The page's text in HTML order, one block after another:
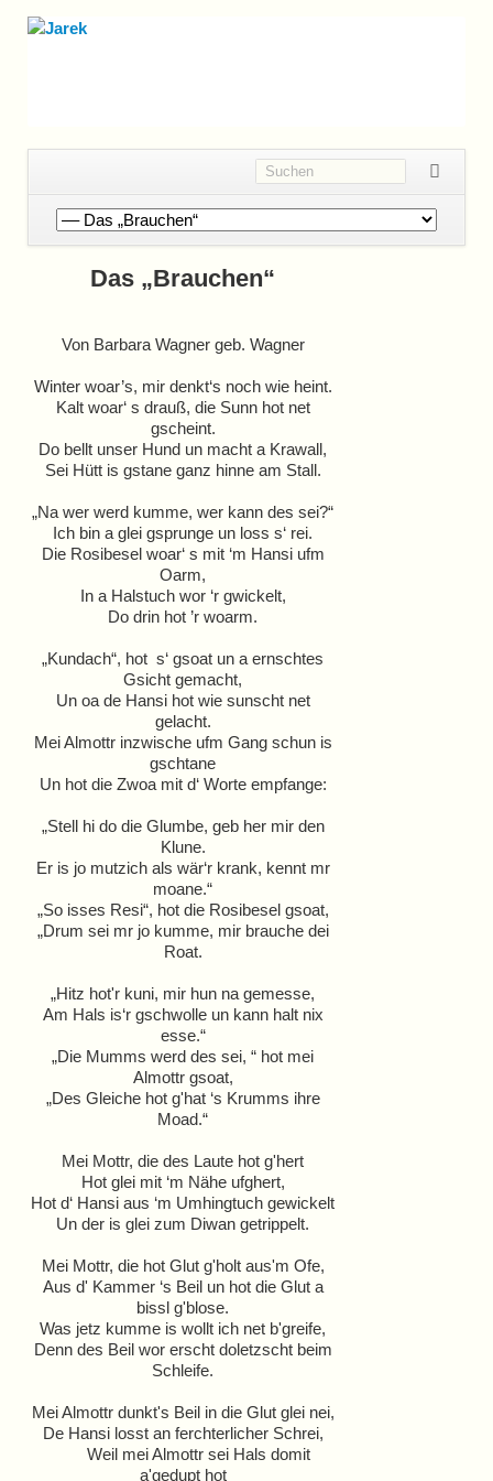
Navigation
überspringen
Das „Brauchen“
Von Barbara Wagner geb. Wagner
Winter woar’s, mir denkt‘s noch wie heint.
Kalt woar‘ s drauß, die Sunn hot net
gscheint.
Do bellt unser Hund un macht a Krawall,
Sei Hütt is gstane ganz hinne am Stall.
„Na wer werd kumme, wer kann des sei?“
Ich bin a glei gsprunge un loss s‘ rei.
Die Rosibesel woar‘ s mit ‘m Hansi ufm
Oarm,
In a Halstuch wor ‘r gwickelt,
Do drin hot ’r woarm.
„Kundach“, hot s‘ gsoat un a ernschtes
Gsicht gemacht,
Un oa de Hansi hot wie sunscht net
gelacht.
Mei Almottr inzwische ufm Gang schun is
gschtane
Un hot die Zwoa mit d‘ Worte empfange:
„Stell hi do die Glumbe, geb her mir den
Klune.
Er is jo mutzich als wär‘r krank, kennt mr
moane.“
„So isses Resi“, hot die Rosibesel gsoat,
„Drum sei mr jo kumme, mir brauche dei
Roat.
„Hitz hot'r kuni, mir hun na gemesse,
Am Hals is‘r gschwolle un kann halt nix
esse.“
„Die Mumms werd des sei, “ hot mei
Almottr gsoat,
„Des Gleiche hot g'hat ‘s Krumms ihre
Moad.“
Mei Mottr, die des Laute hot g'hert
Hot glei mit ‘m Nähe ufghert,
Hot d‘ Hansi aus ‘m Umhingtuch gewickelt
Un der is glei zum Diwan getrippelt.
Mei Mottr, die hot Glut g'holt aus'm Ofe,
Aus d' Kammer ‘s Beil un hot die Glut a
bissl g'blose.
Was jetz kumme is wollt ich net b'greife,
Denn des Beil wor erscht doletzscht beim
Schleife.
Mei Almottr dunkt's Beil in die Glut glei nei,
De Hansi losst an ferchterlicher Schrei,
Weil mei Almottr sei Hals domit
a'gedupt hot